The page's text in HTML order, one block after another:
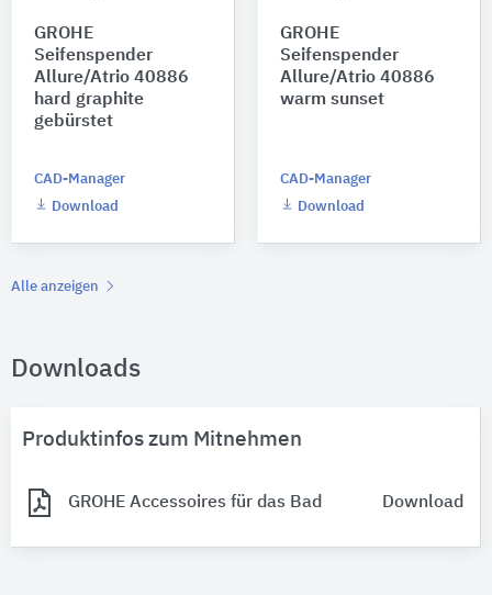
GROHE
Seifenspender
Allure/Atrio 40886
hard graphite
gebürstet
CAD-Manager
Download
GROHE
Seifenspender
Allure/Atrio 40886
warm sunset
CAD-Manager
Download
Alle anzeigen
Downloads
Produktinfos zum Mitnehmen
GROHE Accessoires für das Bad Download